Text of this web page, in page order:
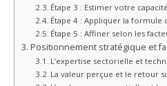
Étape 3 : Estimer votre
Étape 4 : Appliquer la formule
Étape 5 : Affiner selon les
Positionnement stratégique et
L’expertise sectorielle et
La valeur perçue et le retour